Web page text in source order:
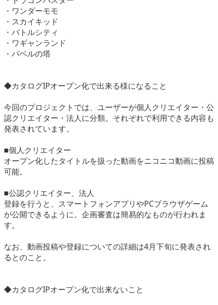
・ワンダーモモ
・スカイキッド
・バトルシティ
・ワギャンランド
・バベルの塔
◆カタログIPオープン化で出来る様になること
今回のプロジェクトでは、ユーザーが個人クリエイター・公
認クリエイター・法人に分類。それぞれで利用できる内容も
発表されています。
■個人クリエイター
オープン化したタイトルを扱った動画をニコニコ動画に投稿
可能。
■公認クリエイター、法人
登録を行うと、スマートフォンアプリやPCブラウザゲーム
が公開できるように。企画審査は簡易的なものが行われま
す。
なお、動画投稿や登録についての詳細は4月下旬に発表され
るとのこと。
◆カタログIPオープン化で出来ないこと